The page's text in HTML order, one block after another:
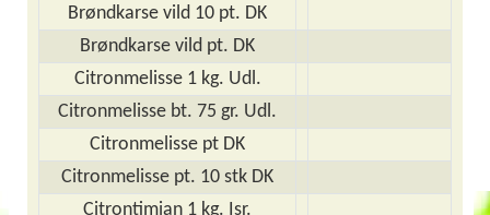
Brøndkarse vild 10 pt. DK
Brøndkarse vild pt. DK
Citronmelisse 1 kg. Udl.
Citronmelisse bt. 75 gr. Udl.
Citronmelisse pt DK
Citronmelisse pt. 10 stk DK
Citrontimian 1 kg. Isr.